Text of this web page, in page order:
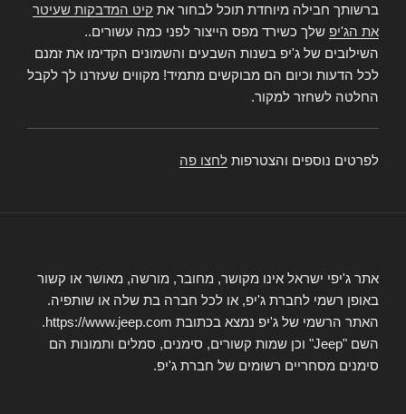
ברשותך חבילה מיוחדת תוכל לבחור את קיט המדבקות שעיטר
את הג'יפ שלך כשירד מפס הייצור לפני כמה עשורים..
השילובים של ג'יפ בשנות השבעים והשמונים הקדימו את זמנם
לכל הדעות וכיום הם מבוקשים מתמיד! מקווים שעזרנו לך לקבל
החלטה לשחזר למקור.
לפרטים נוספים והצטרפות לחצו פה
אתר ג'יפי ישראל אינו מקושר, מחובר, מורשה, מאושר או קשור
באופן רשמי לחברת ג'יפ, או לכל חברה בת שלה או שותפיה.
האתר הרשמי של ג'יפ נמצא בכתובת https://www.jeep.com.
השם "Jeep" וכן שמות קשורים, סימנים, סמלים ותמונות הם
סימנים מסחריים רשומים של חברת ג'יפ.